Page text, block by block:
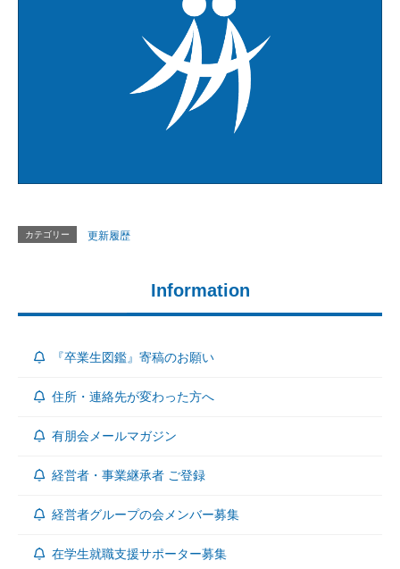
カテゴリー 更新履歴
Information
『卒業生図鑑』寄稿のお願い
住所・連絡先が変わった方へ
有朋会メールマガジン
経営者・事業継承者 ご登録
経営者グループの会メンバー募集
在学生就職支援サポーター募集